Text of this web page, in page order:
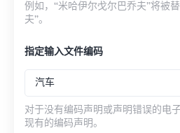
例如，“米哈伊尔·戈尔巴乔夫”将被
夫”。
指定输入文件编码
汽车
对于没有编码声明或声明错误的电
现有的编码声明。